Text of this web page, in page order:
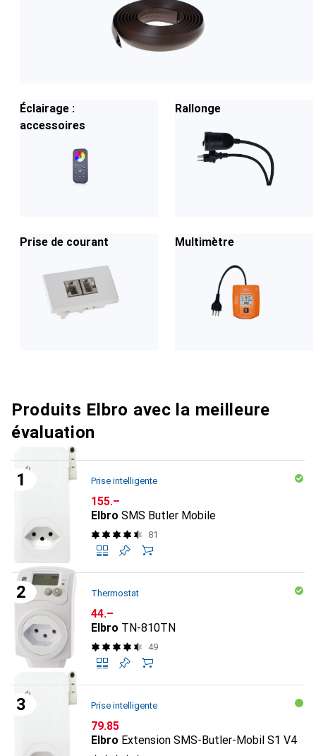
Éclairage :
accessoires
Rallonge
Prise de courant Multimètre
Produits Elbro avec la meilleure
évaluation
Prise intelligente
CHF
155.–
Elbro SMS Butler Mobile
81
Thermostat
CHF
44.–
Elbro TN-810TN
49
Prise intelligente
CHF
79.85
Elbro Extension SMS-Butler-Mobil S1 V4